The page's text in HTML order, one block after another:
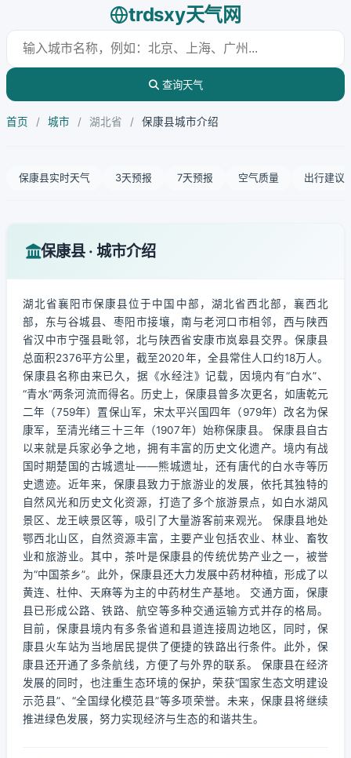
trdsxy天气网
查询天气
首页 / 城市 / 湖北省 / 保康县城市介绍
保康县实时天气 3天预报 7天预报 空气质量 出行建议
保康县 · 城市介绍
湖北省襄阳市保康县位于中国中部，湖北省西北部，襄西北
部，东与谷城县、枣阳市接壤，南与老河口市相邻，西与陕西
省汉中市宁强县毗邻，北与陕西省安康市岚皋县交界。保康县
总面积2376平方公里，截至2020年，全县常住人口约18万人。
保康县名称由来已久，据《水经注》记载，因境内有“白水”、
“青水”两条河流而得名。历史上，保康县曾多次更名，如唐乾元
二年（759年）置保山军，宋太平兴国四年（979年）改名为保
康军，至清光绪三十三年（1907年）始称保康县。 保康县自古
以来就是兵家必争之地，拥有丰富的历史文化遗产。境内有战
国时期楚国的古城遗址——熊城遗址，还有唐代的白水寺等历
史遗迹。近年来，保康县致力于旅游业的发展，依托其独特的
自然风光和历史文化资源，打造了多个旅游景点，如白水湖风
景区、龙王峡景区等，吸引了大量游客前来观光。 保康县地处
鄂西北山区，自然资源丰富，主要产业包括农业、林业、畜牧
业和旅游业。其中，茶叶是保康县的传统优势产业之一，被誉
为“中国茶乡”。此外，保康县还大力发展中药材种植，形成了以
黄连、杜仲、天麻等为主的中药材生产基地。 交通方面，保康
县已形成公路、铁路、航空等多种交通运输方式并存的格局。
目前，保康县境内有多条省道和县道连接周边地区，同时，保
康县火车站为当地居民提供了便捷的铁路出行条件。此外，保
康县还开通了多条航线，方便了与外界的联系。 保康县在经济
发展的同时，也注重生态环境的保护，荣获“国家生态文明建设
示范县”、“全国绿化模范县”等多项荣誉。未来，保康县将继续
推进绿色发展，努力实现经济与生态的和谐共生。